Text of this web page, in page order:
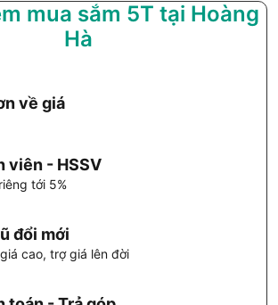
mua sắm 5T tại Hoàng
Hà
về giá
viên - HSSV
tới 5%
đổi mới
cao, trợ giá lên đời